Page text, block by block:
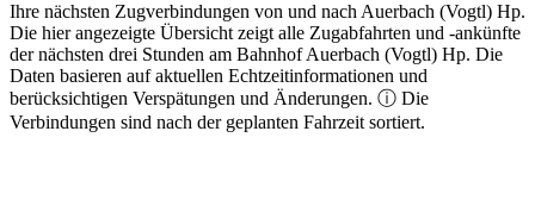
Ihre nächsten Zugverbindungen von und nach Auerbach (Vogtl) Hp.
Die hier angezeigte Übersicht zeigt alle Zugabfahrten und -ankünfte
der nächsten drei Stunden am Bahnhof Auerbach (Vogtl) Hp. Die
Daten basieren auf aktuellen Echtzeitinformationen und
berücksichtigen Verspätungen und Änderungen. ⓘ Die
Verbindungen sind nach der geplanten Fahrzeit sortiert.